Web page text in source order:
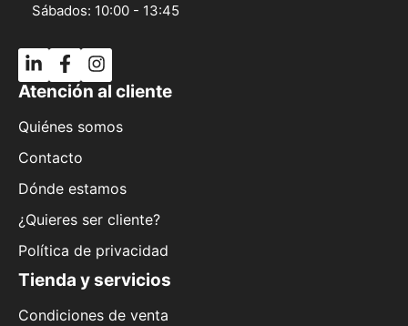
Sábados: 10:00 - 13:45
Atención al cliente
Quiénes somos
Contacto
Dónde estamos
¿Quieres ser cliente?
Política de privacidad
Tienda y servicios
Condiciones de venta